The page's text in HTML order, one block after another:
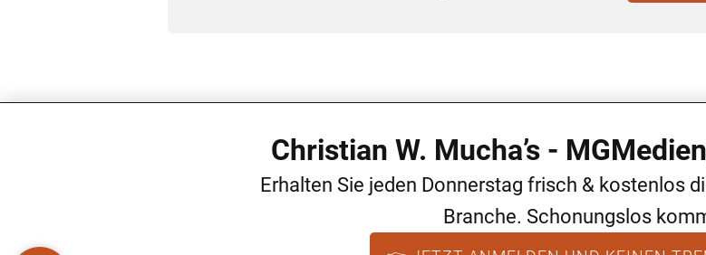
Christian W. Mucha’s -
Erhalten Sie jeden Donnerstag frisch & kostenlos
Branche. Schonungslos